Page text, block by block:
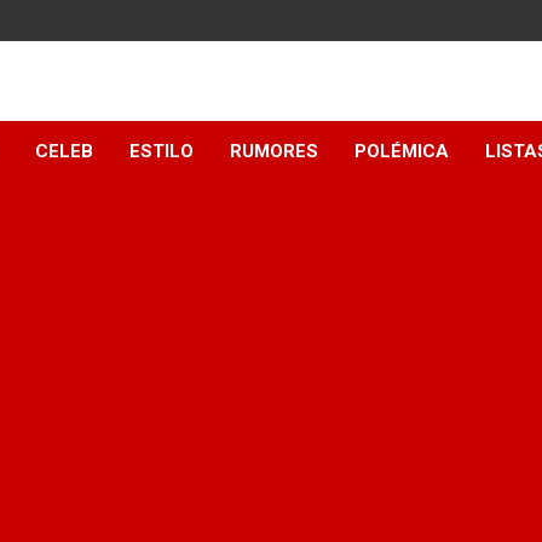
CELEB ESTILO RUMORES POLÉMICA